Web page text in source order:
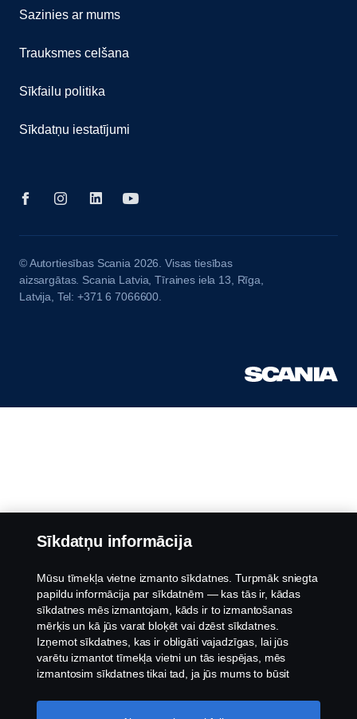
Sazinies ar mums
Trauksmes celšana
Sīkfailu politika
Sīkdatņu iestatījumi
© Autortiesības Scania 2026. Visas tiesības
aizsargātas. Scania Latvia, Tīraines iela 13, Rīga,
Latvija, Tel: +371 6 7066600.
Sīkdatņu informācija
Mūsu tīmekļa vietne izmanto sīkdatnes. Turpmāk sniegta
papildu informācija par sīkdatnēm — kas tās ir, kādas
sīkdatnes mēs izmantojam, kāds ir to izmantošanas
mērķis un kā jūs varat bloķēt vai dzēst sīkdatnes.
Izņemot sīkdatnes, kas ir obligāti vajadzīgas, lai jūs
varētu izmantot tīmekļa vietni un tās iespējas, mēs
izmantosim sīkdatnes tikai tad, ja jūs mums to būsit